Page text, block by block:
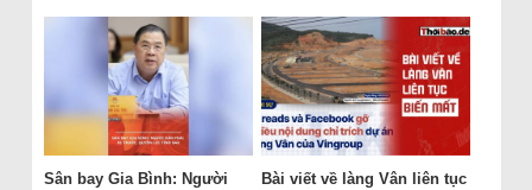
Sân bay Gia Bình: Người
Bài viết về làng Vân liên tục